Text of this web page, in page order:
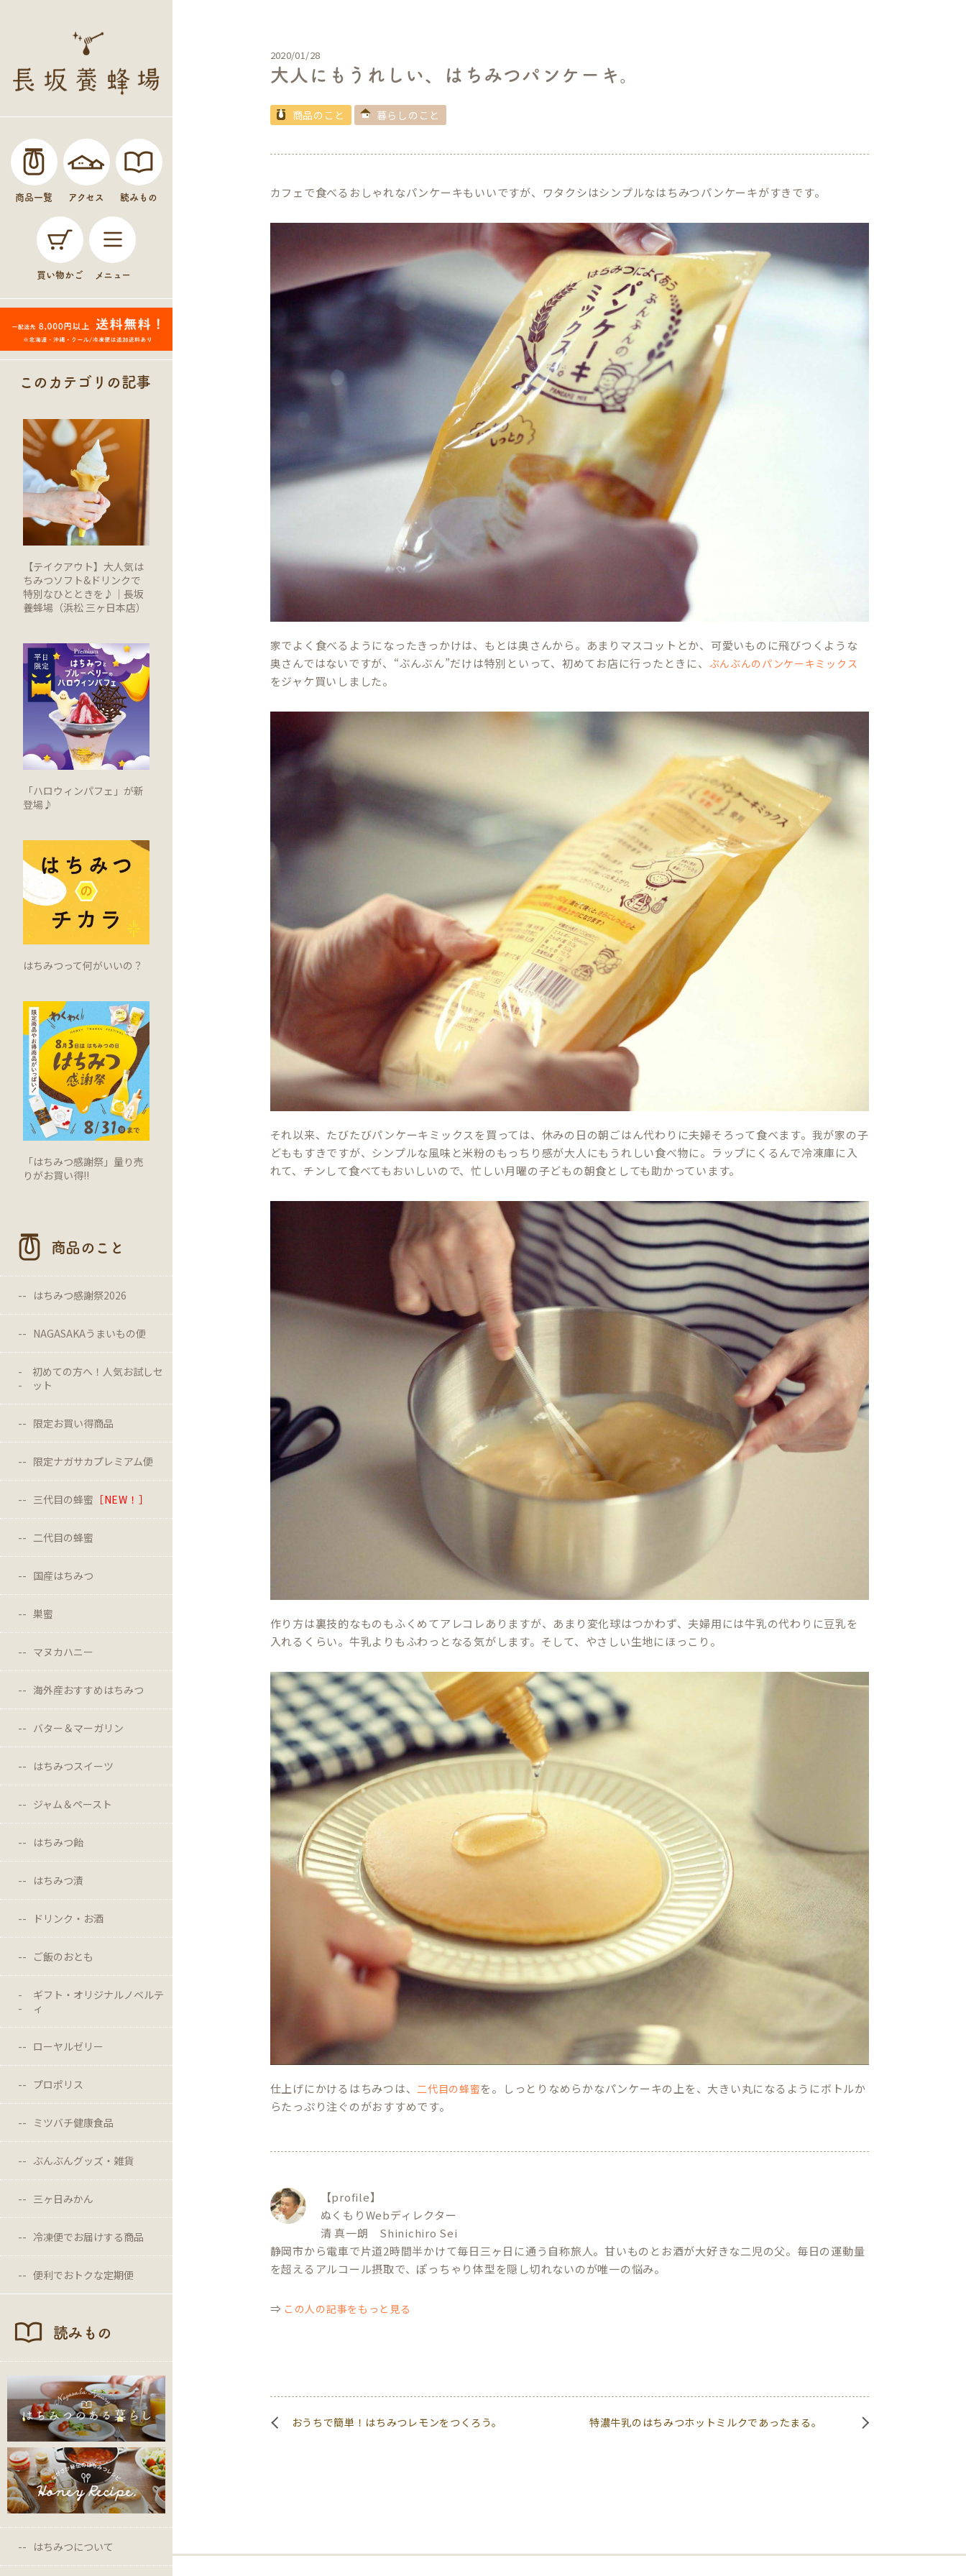
商品一覧 アクセス 読みもの
買い物かご メニュー
このカテゴリの記事
【テイクアウト】大人気は
ちみつソフト&ドリンクで
特別なひとときを♪｜長坂
養蜂場（浜松 三ヶ日本店）
「ハロウィンパフェ」が新
登場♪
はちみつって何がいいの？
「はちみつ感謝祭」量り売
りがお買い得!!
商品のこと
はちみつ感謝祭2026
NAGASAKAうまいもの便
初めての方へ！人気お試しセ
ット
限定お買い得商品
限定ナガサカプレミアム便
三代目の蜂蜜 ［NEW！］
二代目の蜂蜜
国産はちみつ
巣蜜
マヌカハニー
海外産おすすめはちみつ
バター＆マーガリン
はちみつスイーツ
ジャム＆ペースト
はちみつ飴
はちみつ漬
ドリンク・お酒
ご飯のおとも
ギフト・オリジナルノベルテ
ィ
ローヤルゼリー
プロポリス
ミツバチ健康食品
ぶんぶんグッズ・雑貨
三ヶ日みかん
冷凍便でお届けする商品
便利でおトクな定期便
読みもの
はちみつについて
2020/01/28
大人にもうれしい、はちみつパンケーキ。
商品のこと 暮らしのこと
カフェで食べるおしゃれなパンケーキもいいですが、ワタクシはシンプルなはちみつパンケーキがすきです。
家でよく食べるようになったきっかけは、もとは奥さんから。あまりマスコットとか、可愛いものに飛びつくような
奥さんではないですが、“ぶんぶん”だけは特別といって、初めてお店に行ったときに、 ぶんぶんのパンケーキミックス
をジャケ買いしました。
それ以来、たびたびパンケーキミックスを買っては、休みの日の朝ごはん代わりに夫婦そろって食べます。我が家の子
どももすきですが、シンプルな風味と米粉のもっちり感が大人にもうれしい食べ物に。ラップにくるんで冷凍庫に入
れて、チンして食べてもおいしいので、忙しい月曜の子どもの朝食としても助かっています。
作り方は裏技的なものもふくめてアレコレありますが、あまり変化球はつかわず、夫婦用には牛乳の代わりに豆乳を
入れるくらい。牛乳よりもふわっとなる気がします。そして、やさしい生地にほっこり。
仕上げにかけるはちみつは、 二代目の蜂蜜を。しっとりなめらかなパンケーキの上を、大きい丸になるようにボトルか
らたっぷり注ぐのがおすすめです。
【profile】
ぬくもりWebディレクター
清 真一朗 Shinichiro Sei
静岡市から電車で片道2時間半かけて毎日三ヶ日に通う自称旅人。甘いものとお酒が大好きな二児の父。毎日の運動量
を超えるアルコール摂取で、ぽっちゃり体型を隠し切れないのが唯一の悩み。
⇒ この人の記事をもっと見る
おうちで簡単！はちみつレモンをつくろう。 特濃牛乳のはちみつホットミルクであったまる。